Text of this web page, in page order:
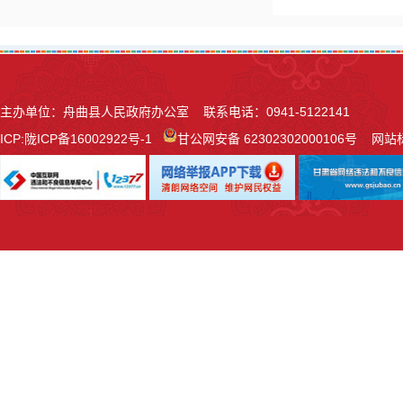
主办单位：舟曲县人民政府办公室 联系电话：0941-5122141
ICP:陇ICP备16002922号-1 甘公网安备 62302302000106号网站